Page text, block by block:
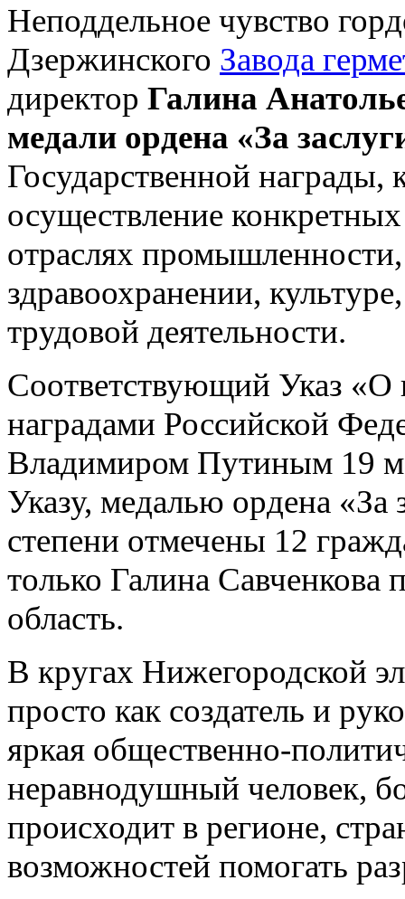
Неподдельное чувство
Дзержинского Завода
директор Галина
медали ордена «За
Государственной награды,
осуществление
отраслях промышленности,
здравоохранении,
трудовой деятельности.
Соответствующий Указ «О
наградами Российской
Владимиром Путиным 19
Указу, медалью ордена «За
степени отмечены 12
только Галина Савченкова
область.
В кругах Нижегородской
просто как создатель и
яркая общественно-
неравнодушный человек,
происходит в регионе,
возможностей помогать